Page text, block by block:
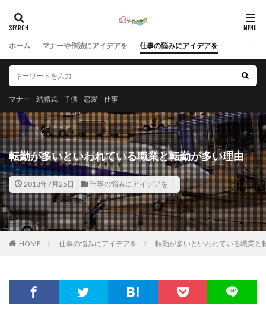
ホーム マナーや作法にアイデアを 仕事の悩みにアイデアを
マナー 結婚式 子供 恋愛 仕事
転勤が多いといわれている職業と転勤が多い理由
2018年7月25日 仕事の悩みにアイデアを
HOME 仕事の悩みにアイデアを 転勤が多いといわれている職業と